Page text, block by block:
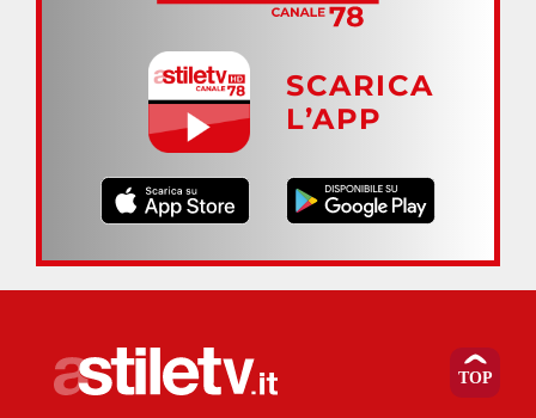
SCARICA
L’APP